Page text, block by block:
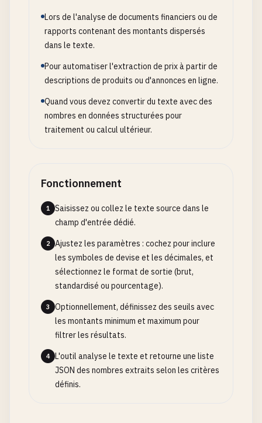
Lors de l'analyse de documents financiers ou de
rapports contenant des montants dispersés
dans le texte.
Pour automatiser l'extraction de prix à partir de
descriptions de produits ou d'annonces en ligne.
Quand vous devez convertir du texte avec des
nombres en données structurées pour
traitement ou calcul ultérieur.
Fonctionnement
1
Saisissez ou collez le texte source dans le
champ d'entrée dédié.
2
Ajustez les paramètres : cochez pour inclure
les symboles de devise et les décimales, et
sélectionnez le format de sortie (brut,
standardisé ou pourcentage).
3
Optionnellement, définissez des seuils avec
les montants minimum et maximum pour
filtrer les résultats.
4
L'outil analyse le texte et retourne une liste
JSON des nombres extraits selon les critères
définis.